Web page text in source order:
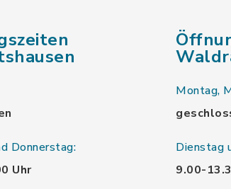
Donnerstag:
Uhr
Montag,
Dienstag
9.00-